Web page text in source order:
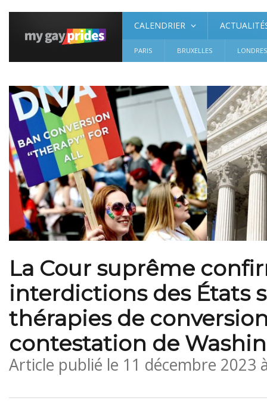
CALENDRIER
PARIS BRUXELLES LONDRES
La Cour suprême
interdictions des États
thérapies de
contestation de
Article publié le 11 décembre 2023